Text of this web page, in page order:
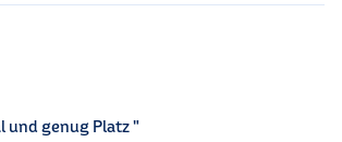
und genug Platz "